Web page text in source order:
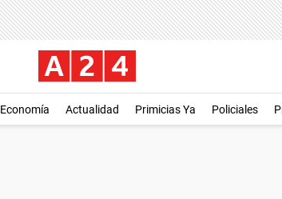
Economía Actualidad Primicias Ya Policiales